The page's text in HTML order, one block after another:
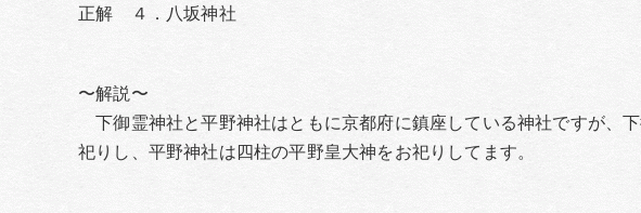
正解 ４．八坂神社
〜解説〜
下御霊神社と平野神社はともに京都府に鎮座している神社ですが、
祀りし、平野神社は四柱の平野皇大神をお祀りしてます。